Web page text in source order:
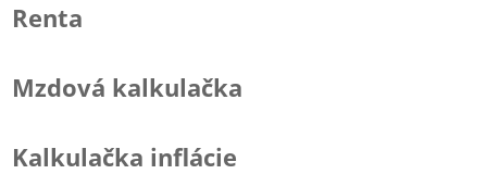
Renta
Mzdová kalkulačka
Kalkulačka inflácie